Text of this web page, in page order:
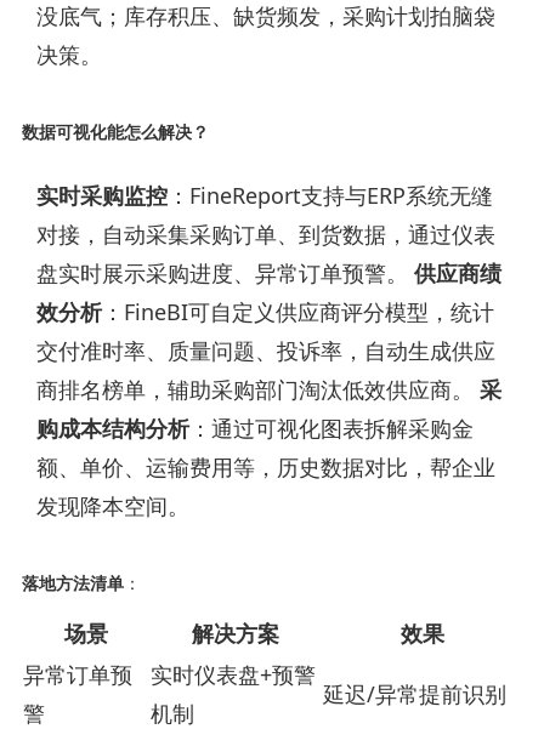
没底气；库存积压、缺货频发，采购计划拍脑袋
决策。
数据可视化能怎么解决？
实时采购监控 ：FineReport支持与ERP系统无缝
对接，自动采集采购订单、到货数据，通过仪表
盘实时展示采购进度、异常订单预警。 供应商绩
效分析：FineBI可自定义供应商评分模型，统计
交付准时率、质量问题、投诉率，自动生成供应
商排名榜单，辅助采购部门淘汰低效供应商。 采
购成本结构分析：通过可视化图表拆解采购金
额、单价、运输费用等，历史数据对比，帮企业
发现降本空间。
落地方法清单 ：
场景 解决方案
效果
异常订单预
警
实时仪表盘+预警
机制
延迟/异常提前识别